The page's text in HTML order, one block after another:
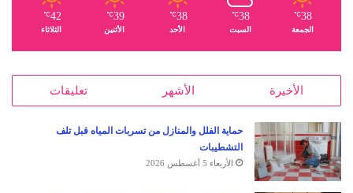
38
℃
الجمعة
38
℃
السبت
38
℃
الأحد
39
℃
الأثنين
42
℃
الثلاثاء
الأخيرة الأشهر تعليقات
حماية الفلل والمنازل من تسربات المياه قبل تلف
التشطيبات
الأربعاء 5 أغسطس 2026